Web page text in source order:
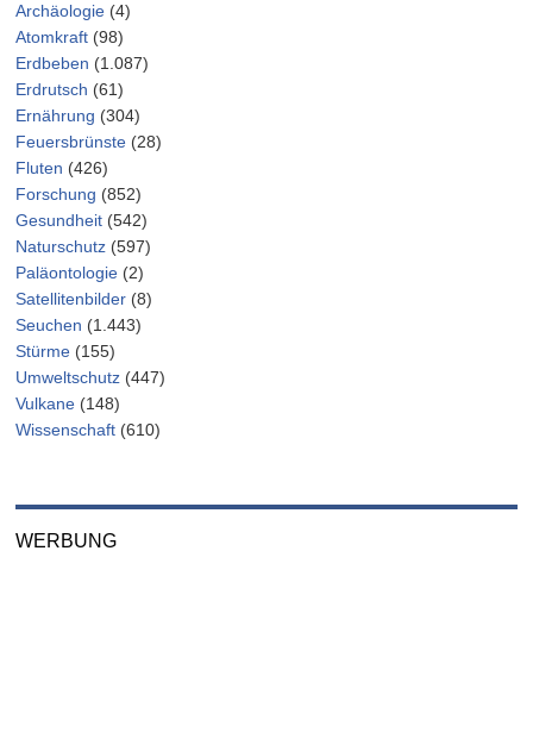
Archäologie (4)
Atomkraft (98)
Erdbeben (1.087)
Erdrutsch (61)
Ernährung (304)
Feuersbrünste (28)
Fluten (426)
Forschung (852)
Gesundheit (542)
Naturschutz (597)
Paläontologie (2)
Satellitenbilder (8)
Seuchen (1.443)
Stürme (155)
Umweltschutz (447)
Vulkane (148)
Wissenschaft (610)
WERBUNG